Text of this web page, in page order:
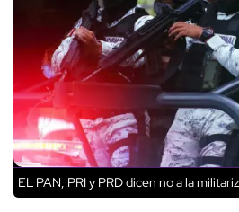
EL PAN, PRI y PRD dicen no a la